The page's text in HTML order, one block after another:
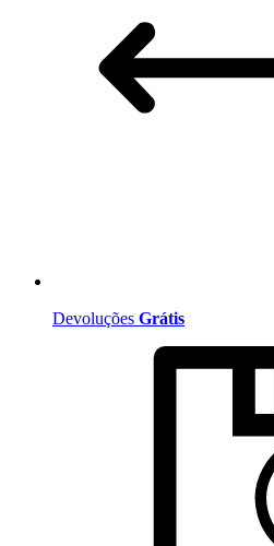
Devoluções Grátis